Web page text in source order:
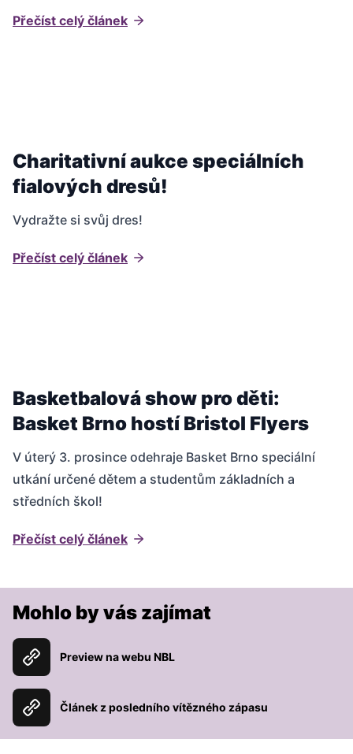
Přečíst celý článek
Charitativní aukce speciálních
fialových dresů!
Vydražte si svůj dres!
Přečíst celý článek
Basketbalová show pro děti:
Basket Brno hostí Bristol Flyers
V úterý 3. prosince odehraje Basket Brno speciální
utkání určené dětem a studentům základních a
středních škol!
Přečíst celý článek
Mohlo by vás zajímat
Preview na webu NBL
Článek z posledního vítězného zápasu